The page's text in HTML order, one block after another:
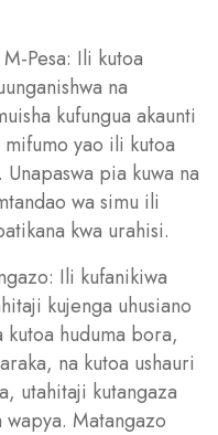
Pesa: Ili kutoa
na
kufungua akaunti
mifumo yao ili kutoa
pia kuwa na
wa simu ili
kwa urahisi.
Ili kufanikiwa
kujenga uhusiano
huduma bora,
na kutoa ushauri
utahitaji kutangaza
Matangazo